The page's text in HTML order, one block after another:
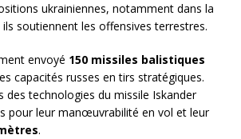
ukrainiennes, notamment dans la
soutiennent les offensives terrestres.
envoyé 150 missiles balistiques
capacités russes en tirs stratégiques.
des technologies du missile Iskander
pour leur manœuvrabilité en vol et leur
.